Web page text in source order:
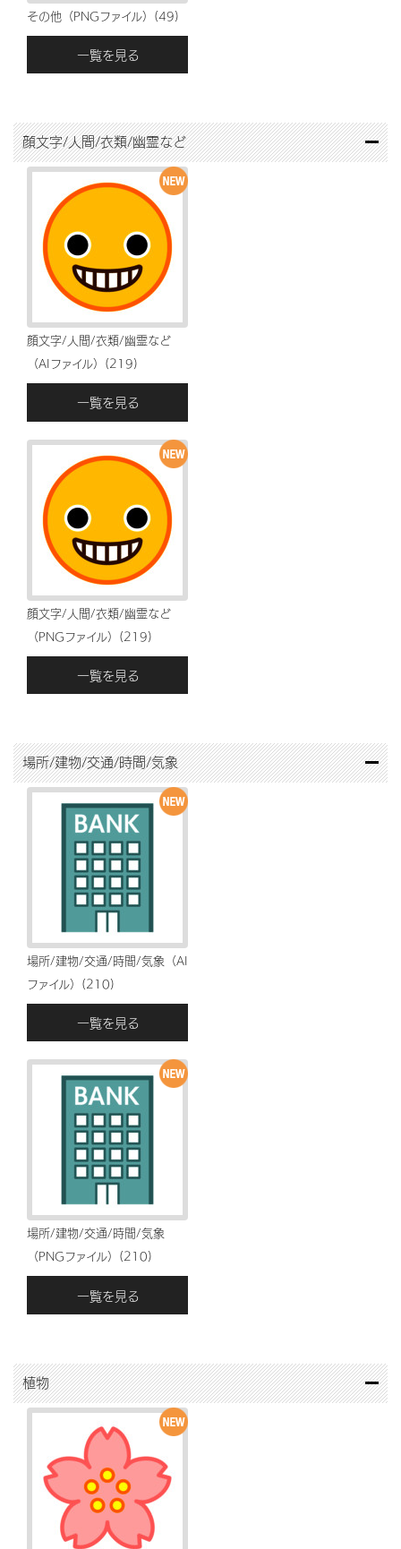
その他（PNGファイル）(49)
一覧を見る
顔文字/人間/衣類/幽霊など
顔文字/人間/衣類/幽霊など
（AIファイル）(219)
一覧を見る
顔文字/人間/衣類/幽霊など
（PNGファイル）(219)
一覧を見る
場所/建物/交通/時間/気象
場所/建物/交通/時間/気象（AI
ファイル）(210)
一覧を見る
場所/建物/交通/時間/気象
（PNGファイル）(210)
一覧を見る
植物